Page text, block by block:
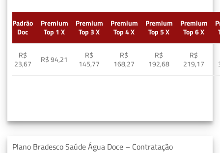
Padrão
Doc
Premium
Top 1 X
Premium
Top 3 X
Premium
Top 4 X
Premium
Top 5 X
Premium
Top 6 X
R$
23,67
R$ 94,21
R$
145,77
R$
168,27
R$
192,68
R$
219,17
Plano Bradesco Saúde Água Doce – Contratação